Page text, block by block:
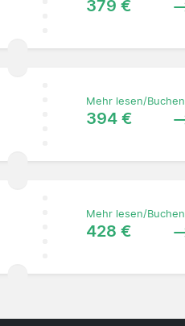
379 €
Mehr lesen/Buchen
394 €
Mehr lesen/Buchen
428 €